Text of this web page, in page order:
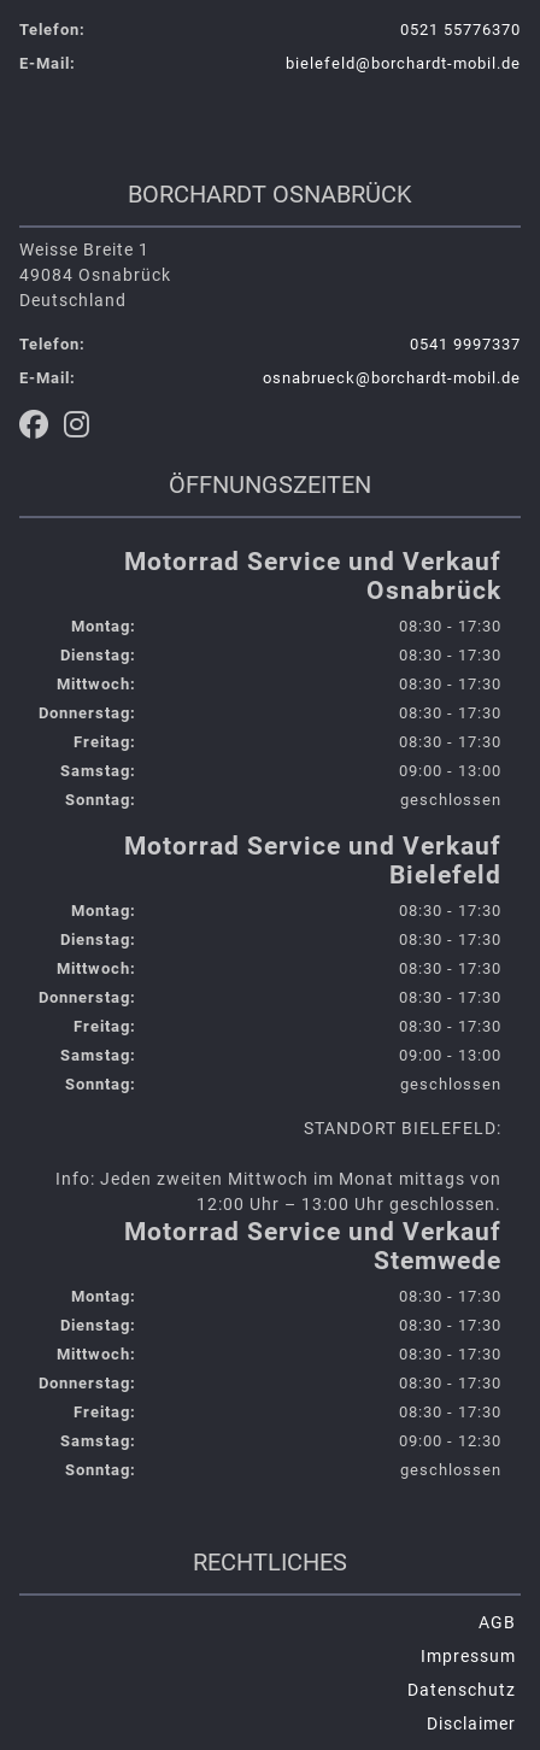
Telefon:
0521 55776370
E-Mail:
bielefeld@borchardt-mobil.de
BORCHARDT OSNABRÜCK
Weisse Breite 1
49084 Osnabrück
Deutschland
Telefon:
0541 9997337
E-Mail:
osnabrueck@borchardt-mobil.de
ÖFFNUNGSZEITEN
Motorrad Service und Verkauf
Osnabrück
Montag:
08:30 - 17:30
Dienstag:
08:30 - 17:30
Mittwoch:
08:30 - 17:30
Donnerstag:
08:30 - 17:30
Freitag:
08:30 - 17:30
Samstag:
09:00 - 13:00
Sonntag:
geschlossen
Motorrad Service und Verkauf
Bielefeld
Montag:
08:30 - 17:30
Dienstag:
08:30 - 17:30
Mittwoch:
08:30 - 17:30
Donnerstag:
08:30 - 17:30
Freitag:
08:30 - 17:30
Samstag:
09:00 - 13:00
Sonntag:
geschlossen
STANDORT BIELEFELD:
Info: Jeden zweiten Mittwoch im Monat mittags von
12:00 Uhr – 13:00 Uhr geschlossen.
Motorrad Service und Verkauf
Stemwede
Montag:
08:30 - 17:30
Dienstag:
08:30 - 17:30
Mittwoch:
08:30 - 17:30
Donnerstag:
08:30 - 17:30
Freitag:
08:30 - 17:30
Samstag:
09:00 - 12:30
Sonntag:
geschlossen
RECHTLICHES
AGB
Impressum
Datenschutz
Disclaimer